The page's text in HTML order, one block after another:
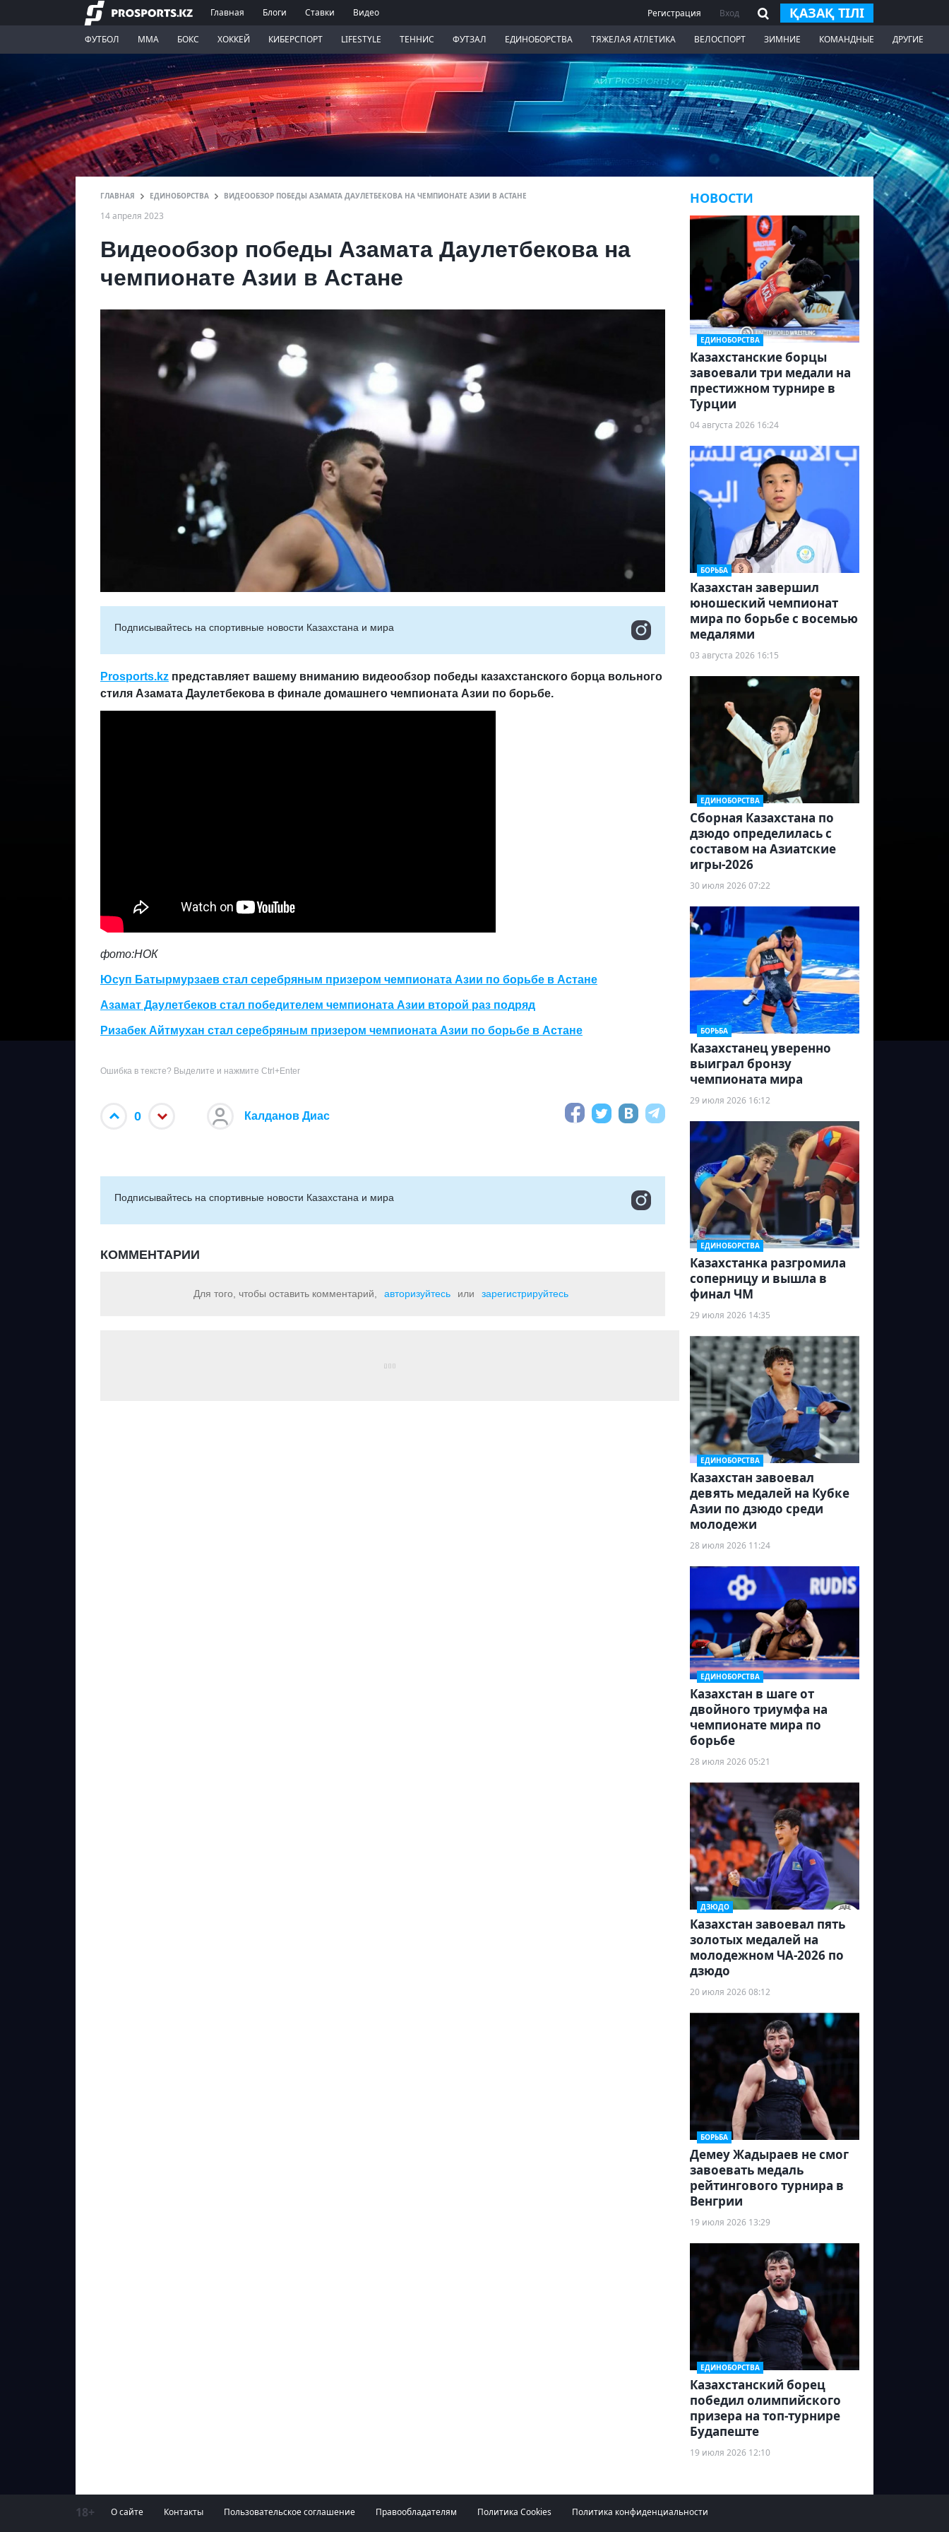
Главная Блоги Ставки Видео Регистрация Вход ҚАЗАҚ ТІЛІ
ФУТБОЛ ММА БОКС ХОККЕЙ КИБЕРСПОРТ LIFESTYLE ТЕННИС ФУТЗАЛ ЕДИНОБОРСТВА ТЯЖЕЛАЯ АТЛЕТИКА ВЕЛОСПОРТ ЗИМНИЕ КОМАНДНЫЕ ДРУГИЕ
ГЛАВНАЯ ЕДИНОБОРСТВА ВИДЕООБЗОР ПОБЕДЫ АЗАМАТА ДАУЛЕТБЕКОВА НА ЧЕМПИОНАТЕ АЗИИ В АСТАНЕ
14 апреля 2023
Видеообзор победы Азамата Даулетбекова на
чемпионате Азии в Астане
Подписывайтесь на cпортивные новости Казахстана и мира
Prosports.kz представляет вашему вниманию видеообзор победы казахстанского борца вольного
стиля Азамата Даулетбекова в финале домашнего чемпионата Азии по борьбе.
фото:НОК
Юсуп Батырмурзаев стал серебряным призером чемпионата Азии по борьбе в Астане
Азамат Даулетбеков стал победителем чемпионата Азии второй раз подряд
Ризабек Айтмухан стал серебряным призером чемпионата Азии по борьбе в Астане
Ошибка в тексте? Выделите и нажмите Ctrl+Enter
0 Калданов Диас
Подписывайтесь на cпортивные новости Казахстана и мира
КОММЕНТАРИИ
Для того, чтобы оставить комментарий, авторизуйтесь или зарегистрируйтесь
НОВОСТИ
ЕДИНОБОРСТВА
Казахстанские борцы
завоевали три медали на
престижном турнире в
Турции
04 августа 2026 16:24
БОРЬБА
Казахстан завершил
юношеский чемпионат
мира по борьбе с восемью
медалями
03 августа 2026 16:15
ЕДИНОБОРСТВА
Сборная Казахстана по
дзюдо определилась с
составом на Азиатские
игры-2026
30 июля 2026 07:22
БОРЬБА
Казахстанец уверенно
выиграл бронзу
чемпионата мира
29 июля 2026 16:12
ЕДИНОБОРСТВА
Казахстанка разгромила
соперницу и вышла в
финал ЧМ
29 июля 2026 14:35
ЕДИНОБОРСТВА
Казахстан завоевал
девять медалей на Кубке
Азии по дзюдо среди
молодежи
28 июля 2026 11:24
ЕДИНОБОРСТВА
Казахстан в шаге от
двойного триумфа на
чемпионате мира по
борьбе
28 июля 2026 05:21
ДЗЮДО
Казахстан завоевал пять
золотых медалей на
молодежном ЧА-2026 по
дзюдо
20 июля 2026 08:12
БОРЬБА
Демеу Жадыраев не смог
завоевать медаль
рейтингового турнира в
Венгрии
19 июля 2026 13:29
ЕДИНОБОРСТВА
Казахстанский борец
победил олимпийского
призера на топ-турнире
Будапеште
19 июля 2026 12:10
18+ О сайте Контакты Пользовательское соглашение Правообладателям Политика Cookies Политика конфиденциальности